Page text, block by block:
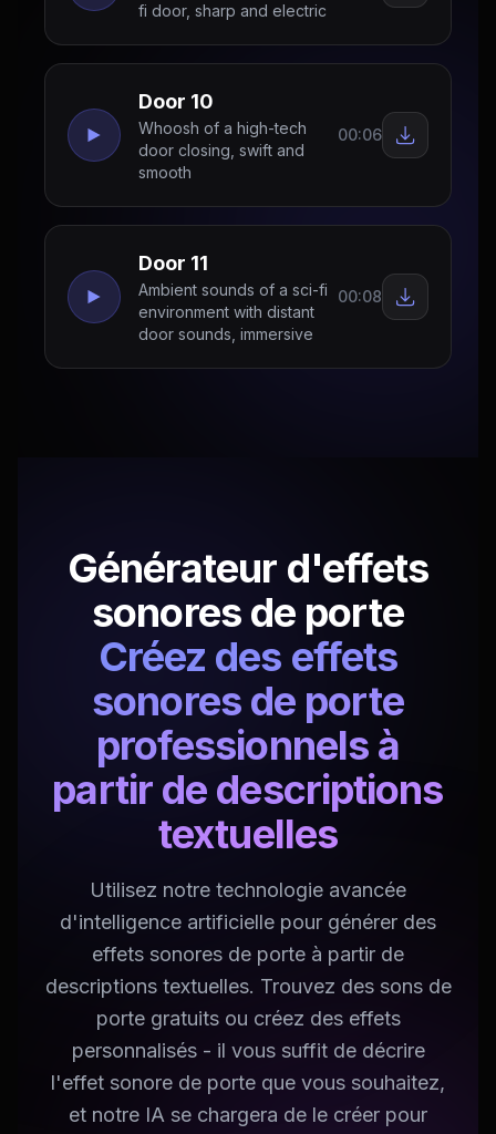
fi door, sharp and electric
Door 10
Whoosh of a high-tech
door closing, swift and
smooth
00:06
Door 11
Ambient sounds of a sci-fi
environment with distant
door sounds, immersive
00:08
Générateur d'effets
sonores de porte
Créez des effets
sonores de porte
professionnels à
partir de descriptions
textuelles
Utilisez notre technologie avancée
d'intelligence artificielle pour générer des
effets sonores de porte à partir de
descriptions textuelles. Trouvez des sons de
porte gratuits ou créez des effets
personnalisés - il vous suffit de décrire
l'effet sonore de porte que vous souhaitez,
et notre IA se chargera de le créer pour